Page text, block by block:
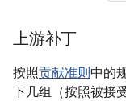
上游补丁
按照贡献准则中的
下几组（按照被接